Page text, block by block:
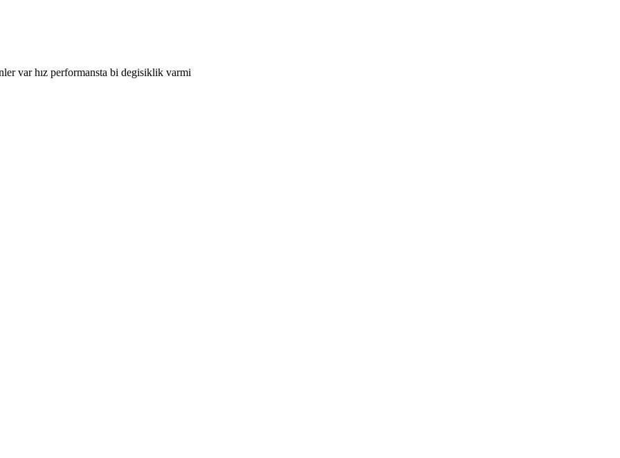
var hız performansta bi degisiklik varmi